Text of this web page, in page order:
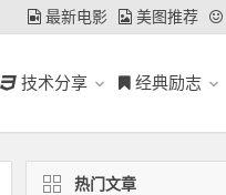
最新电影 美图推荐
技术分享 经典励志
热门文章